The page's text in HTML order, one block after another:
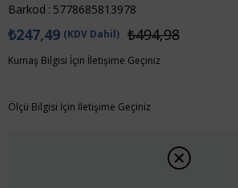
Barkod : 5778685813978
₺494,98
₺247,49 (KDV Dahil)
Kumaş Bilgisi İçin İletişime Geçiniz
Ölçü Bilgisi İçin İletişime Geçiniz